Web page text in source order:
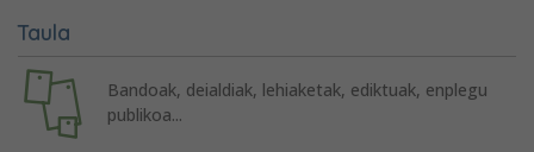
Taula
Bandoak, deialdiak, lehiaketak, ediktuak, enplegu
publikoa...